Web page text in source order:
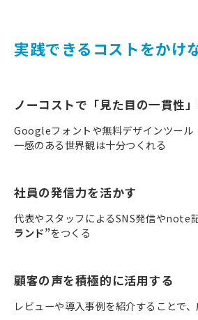
実践できるコストをかけ
ノーコストで「見た目の一貫性
Googleフォントや無料デザインツール
一感のある世界観は十分つくれる
社員の発信力を活かす
代表やスタッフによるSNS発信やnote記
ランド”をつくる
顧客の声を積極的に活用する
レビューや導入事例を紹介することで